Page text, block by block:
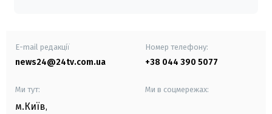
E-mail редакції
news24@24tv.com.ua
Номер телефону:
+38 044 390 5077
Ми тут:
м.Київ,
Ми в соцмережах: